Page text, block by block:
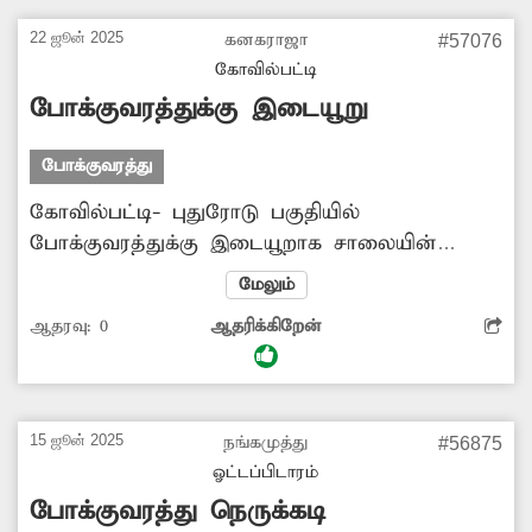
நகருக்குள் வந்து செல்ல சம்பந்தப்பட்ட
அதிகாரிகள் நடவடிக்கை எடுப்பார்களா?.
22 ஜூன் 2025
கனகராஜா
கோவில்பட்டி
#57076
போக்குவரத்துக்கு இடையூறு
போக்குவரத்து
கோவில்பட்டி- புதுரோடு பகுதியில்
போக்குவரத்துக்கு இடையூறாக சாலையின்
இருபுறமும் வாகனங்களை நிறுத்துகின்றனர்.
இதனால் அந்த வழியாக வாகனங்கள்
செல்வதற்கு இடையூறாக உள்ளது. அவசர
காலத்தில் ஆம்புலன்ஸ் உள்ளிட்ட
தவிக்கின்றன. இதனை சரிசெய்வதற்கு
அதிகாரிகள் நடவடிக்கை மேற்கொள்ள
மேலும்
ஆதரவு: 0 ஆதரிக்கிறேன்
15 ஜூன் 2025
நங்கமுத்து
ஓட்டப்பிடாரம்
#56875
போக்குவரத்து நெருக்கடி